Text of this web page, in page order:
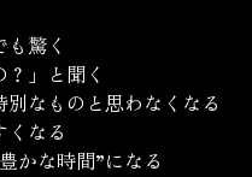
驚く
」と聞く
なものと思わなくなる
くなる
かな時間”になる